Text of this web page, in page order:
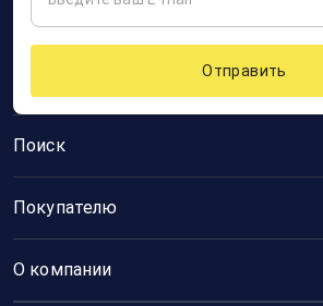
Поиск
Покупателю
О компании
Отправить